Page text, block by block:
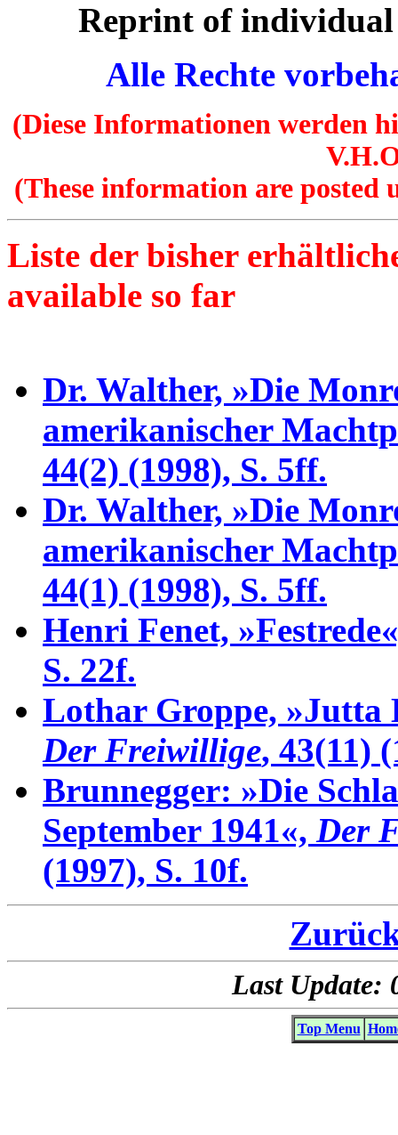
Reprint of individual
Alle Rechte
(Diese Informationen werden
(These information are posted
Liste der bisher
available so far
Dr. Walther, »Die
amerikanischer
44(2) (1998), S. 5ff.
Dr. Walther, »Die
amerikanischer
44(1) (1998), S. 5ff.
Henri Fenet,
S. 22f.
Lothar Groppe, »Jutta
Der Freiwillige, 43(11)
Brunnegger: »Die
September 1941«, Der
(1997), S. 10f.
Last Update:
Top Menu